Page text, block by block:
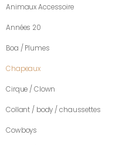
Animaux Accessoire
Années 20
Boa / Plumes
Chapeaux
Cirque / Clown
Collant / body / chaussettes
Cowboys